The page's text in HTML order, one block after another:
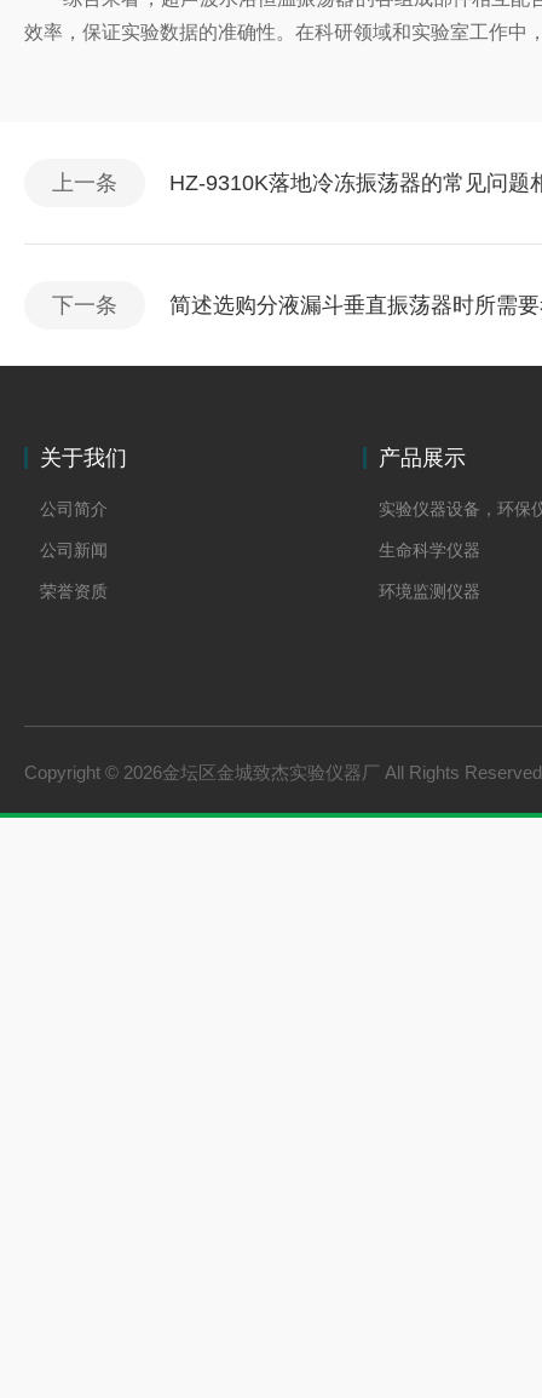
效率，保证实验数据的准确性。在科研领域和实验室工作中
上一条 HZ-9310K落地冷冻振荡器的常见问题
下一条 简述选购分液漏斗垂直振荡器时所需
关于我们
公司简介
公司新闻
荣誉资质
产品展示
实验仪器设备，环保
生命科学仪器
环境监测仪器
Copyright © 2026金坛区金城致杰实验仪器厂 All Rights